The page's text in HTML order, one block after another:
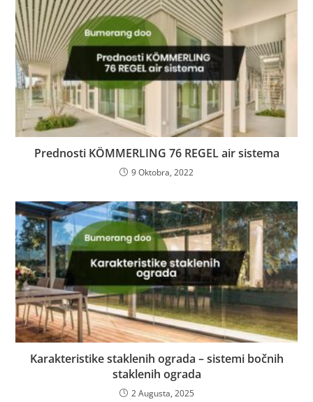
Prednosti KÖMMERLING 76 REGEL air sistema
9 Oktobra, 2022
Karakteristike staklenih ograda – sistemi bočnih
staklenih ograda
2 Augusta, 2025